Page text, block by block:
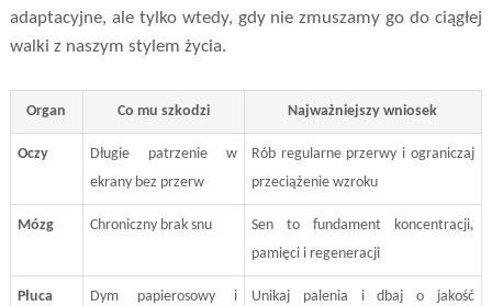
adaptacyjne, ale tylko wtedy, gdy nie zmuszamy go do ciągłej
walki z naszym stylem życia.
Organ Co mu szkodzi Najważniejszy wniosek
Oczy
Długie patrzenie w
ekrany bez przerw
Rób regularne przerwy i ograniczaj
przeciążenie wzroku
Mózg Chroniczny brak snu
Sen to fundament koncentracji,
pamięci i regeneracji
Płuca
Dym papierosowy i
Unikaj palenia i dbaj o jakość